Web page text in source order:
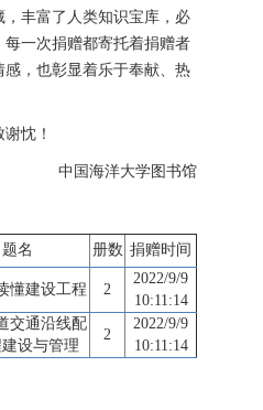
丰富了人类知识宝库，必
一次捐赠都寄托着捐赠者
，也彰显着乐于奉献、热
忱！
中国海洋大学图书馆
题名 册数 捐赠时间
懂建设工程 2
2022/9/9
10:11:14
交通沿线配
设与管理
2
2022/9/9
10:11:14